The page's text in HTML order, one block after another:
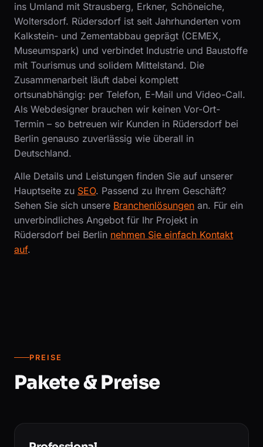
ins Umland mit Strausberg, Erkner, Schöneiche,
Woltersdorf. Rüdersdorf ist seit Jahrhunderten vom
Kalkstein- und Zementabbau geprägt (CEMEX,
Museumspark) und verbindet Industrie und Baustoffe
mit Tourismus und solidem Mittelstand. Die
Zusammenarbeit läuft dabei komplett
ortsunabhängig: per Telefon, E-Mail und Video-Call.
Als Webdesigner brauchen wir keinen Vor-Ort-
Termin – so betreuen wir Kunden in Rüdersdorf bei
Berlin genauso zuverlässig wie überall in
Deutschland.
Alle Details und Leistungen finden Sie auf unserer
Hauptseite zu SEO. Passend zu Ihrem Geschäft?
Sehen Sie sich unsere Branchenlösungen an. Für ein
unverbindliches Angebot für Ihr Projekt in
Rüdersdorf bei Berlin nehmen Sie einfach Kontakt
auf.
PREISE
Pakete & Preise